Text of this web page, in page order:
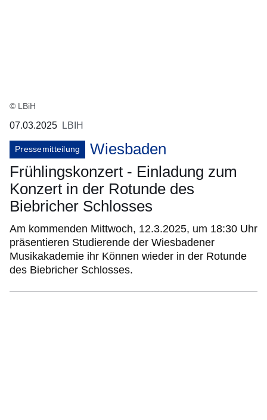
© LBiH
07.03.2025 LBIH
Pressemitteilung
Wiesbaden
Frühlingskonzert - Einladung zum
Konzert in der Rotunde des
Biebricher Schlosses
Am kommenden Mittwoch, 12.3.2025, um 18:30 Uhr
präsentieren Studierende der Wiesbadener
Musikakademie ihr Können wieder in der Rotunde
des Biebricher Schlosses.